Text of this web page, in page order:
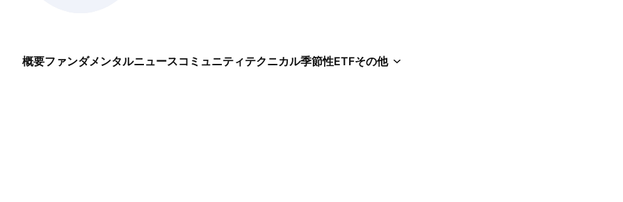
概要ファンダメンタルニュースコミュニティテクニカル季節性ETFその他